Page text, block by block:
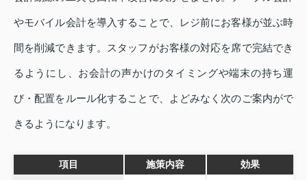
やモバイル会計を導入することで、レジ前にお客様が並ぶ時
間を削減できます。スタッフがお客様の対応を席で完結でき
るようにし、お会計の声かけのタイミングや端末の持ち運
び・配置をルール化することで、よどみなく次のご案内がで
きるようになります。
項目 施策内容 効果